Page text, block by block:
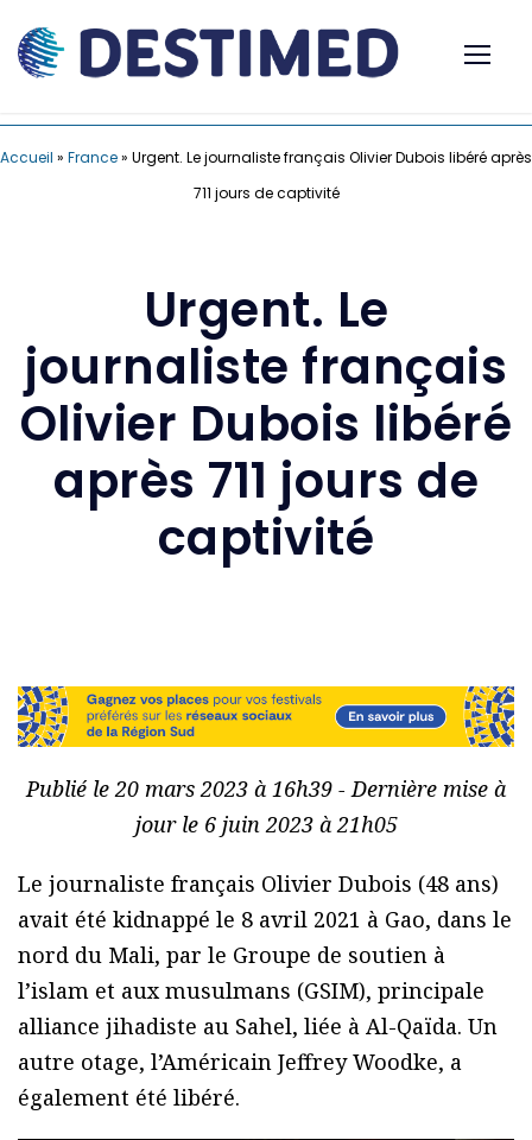
Accueil » France» Urgent. Le journaliste français Olivier Dubois libéré après
711 jours de captivité
Urgent. Le
journaliste français
Olivier Dubois libéré
après 711 jours de
captivité
Publié le 20 mars 2023 à 16h39 - Dernière mise à
jour le 6 juin 2023 à 21h05
Le journaliste français Olivier Dubois (48 ans)
avait été kidnappé le 8 avril 2021 à Gao, dans le
nord du Mali, par le Groupe de soutien à
l’islam et aux musulmans (GSIM), principale
alliance jihadiste au Sahel, liée à Al-Qaïda. Un
autre otage, l’Américain Jeffrey Woodke, a
également été libéré.